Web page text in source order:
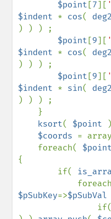
$point [7][
$indent * cos(
) ) ) ;
$point [9][
$indent * cos(
) ) ) ;
$point [9][
$indent * sin(
) ) ) ;
ksort( $point
$coords =
foreach(
{
        if(
$pSubKey=>$pSubVal